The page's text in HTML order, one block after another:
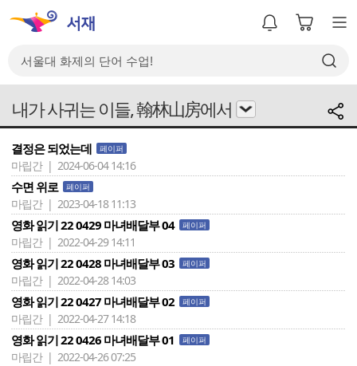
내가 사귀는 이들, 翰林山房에서
결정은 되었는데 페이퍼
마립간 | 2024-06-04 14:16
수면 위로 페이퍼
마립간 | 2023-04-18 11:13
영화 읽기 22 0429 마녀배달부 04 페이퍼
마립간 | 2022-04-29 14:11
영화 읽기 22 0428 마녀배달부 03 페이퍼
마립간 | 2022-04-28 14:03
영화 읽기 22 0427 마녀배달부 02 페이퍼
마립간 | 2022-04-27 14:18
영화 읽기 22 0426 마녀배달부 01 페이퍼
마립간 | 2022-04-26 07:25